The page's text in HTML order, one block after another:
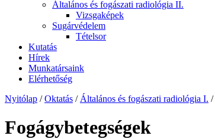
Általános és fogászati radiológia II.
Vizsgaképek
Sugárvédelem
Tételsor
Kutatás
Hírek
Munkatársaink
Elérhetőség
Nyitólap / Oktatás / Általános és fogászati radiológia I. /
Fogágybetegségek